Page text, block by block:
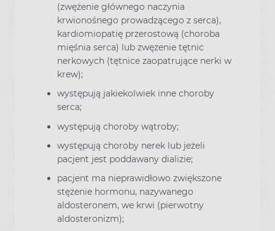
(zwężenie głównego naczynia
krwionośnego prowadzącego z serca),
kardiomiopatię przerostową (choroba
mięśnia serca) lub zwężenie tętnic
nerkowych (tętnice zaopatrujące nerki w
krew);
występują jakiekolwiek inne choroby
serca;
występują choroby wątroby;
występują choroby nerek lub jeżeli
pacjent jest poddawany dializie;
pacjent ma nieprawidłowo zwiększone
stężenie hormonu, nazywanego
aldosteronem, we krwi (pierwotny
aldosteronizm);